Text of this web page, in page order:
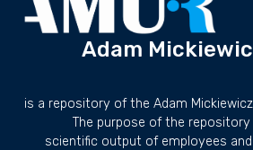
Adam
is a repository of the Adam
The purpose of the
scientific output of employees